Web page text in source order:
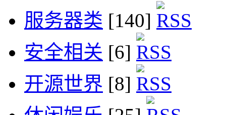
服务器类 [140]
安全相关 [6]
开源世界 [8]